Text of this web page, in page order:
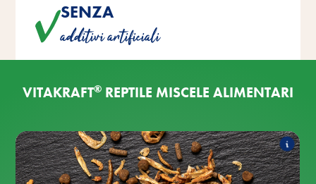
SENZA
additivi artificiali
I prodotti sono senza l'aggiunta di coloranti, aromi e
conservanti artificiali.
VITAKRAFT® REPTILE MISCELE ALIMENTARI
REPTILE MIXED CARNIVOR